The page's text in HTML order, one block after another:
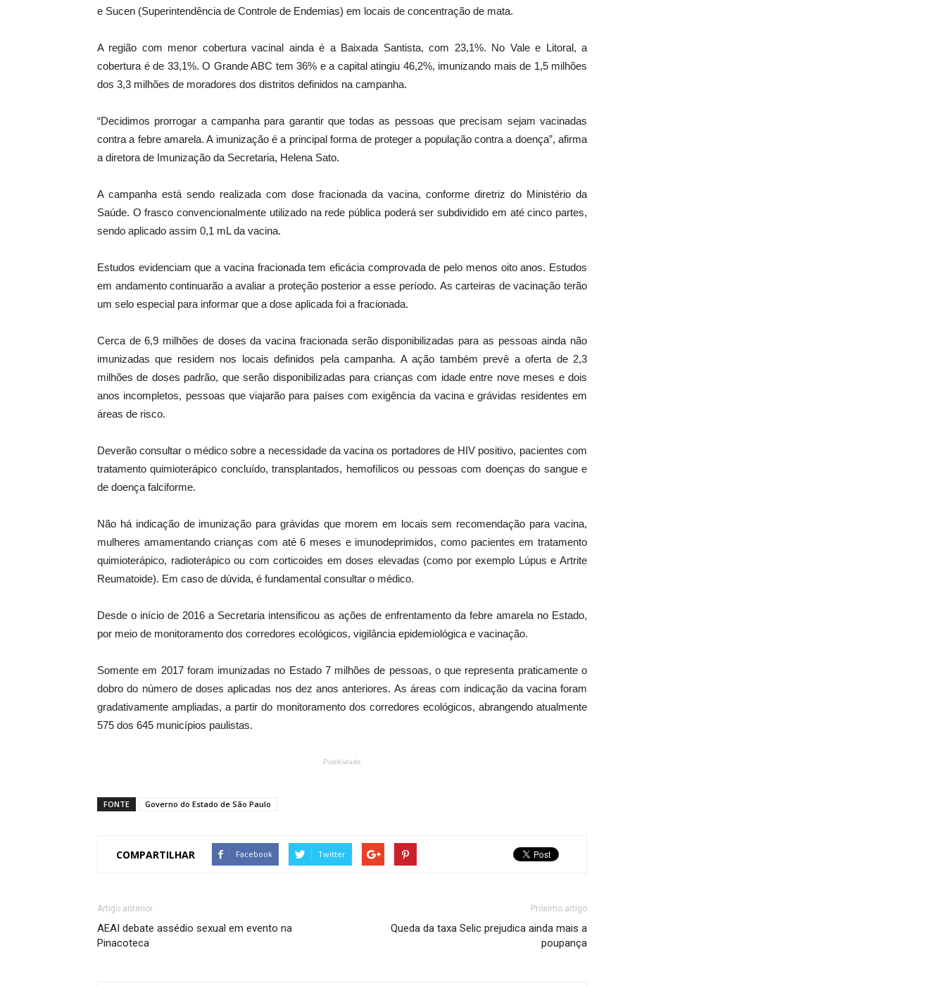
e Sucen (Superintendência de Controle de Endemias) em locais de concentração de mata.
A região com menor cobertura vacinal ainda é a Baixada Santista, com 23,1%. No Vale e Litoral, a
cobertura é de 33,1%. O Grande ABC tem 36% e a capital atingiu 46,2%, imunizando mais de 1,5 milhões
dos 3,3 milhões de moradores dos distritos definidos na campanha.
“Decidimos prorrogar a campanha para garantir que todas as pessoas que precisam sejam vacinadas
contra a febre amarela. A imunização é a principal forma de proteger a população contra a doença”, afirma
a diretora de Imunização da Secretaria, Helena Sato.
A campanha está sendo realizada com dose fracionada da vacina, conforme diretriz do Ministério da
Saúde. O frasco convencionalmente utilizado na rede pública poderá ser subdividido em até cinco partes,
sendo aplicado assim 0,1 mL da vacina.
Estudos evidenciam que a vacina fracionada tem eficácia comprovada de pelo menos oito anos. Estudos
em andamento continuarão a avaliar a proteção posterior a esse período. As carteiras de vacinação terão
um selo especial para informar que a dose aplicada foi a fracionada.
Cerca de 6,9 milhões de doses da vacina fracionada serão disponibilizadas para as pessoas ainda não
imunizadas que residem nos locais definidos pela campanha. A ação também prevê a oferta de 2,3
milhões de doses padrão, que serão disponibilizadas para crianças com idade entre nove meses e dois
anos incompletos, pessoas que viajarão para países com exigência da vacina e grávidas residentes em
áreas de risco.
Deverão consultar o médico sobre a necessidade da vacina os portadores de HIV positivo, pacientes com
tratamento quimioterápico concluído, transplantados, hemofílicos ou pessoas com doenças do sangue e
de doença falciforme.
Não há indicação de imunização para grávidas que morem em locais sem recomendação para vacina,
mulheres amamentando crianças com até 6 meses e imunodeprimidos, como pacientes em tratamento
quimioterápico, radioterápico ou com corticoides em doses elevadas (como por exemplo Lúpus e Artrite
Reumatoide). Em caso de dúvida, é fundamental consultar o médico.
Desde o início de 2016 a Secretaria intensificou as ações de enfrentamento da febre amarela no Estado,
por meio de monitoramento dos corredores ecológicos, vigilância epidemiológica e vacinação.
Somente em 2017 foram imunizadas no Estado 7 milhões de pessoas, o que representa praticamente o
dobro do número de doses aplicadas nos dez anos anteriores. As áreas com indicação da vacina foram
gradativamente ampliadas, a partir do monitoramento dos corredores ecológicos, abrangendo atualmente
575 dos 645 municípios paulistas.
Publicidade
FONTE Governo do Estado de São Paulo
COMPARTILHAR Facebook Twitter
Artigo anterior
AEAI debate assédio sexual em evento na
Pinacoteca
Próximo artigo
Queda da taxa Selic prejudica ainda mais a
poupança